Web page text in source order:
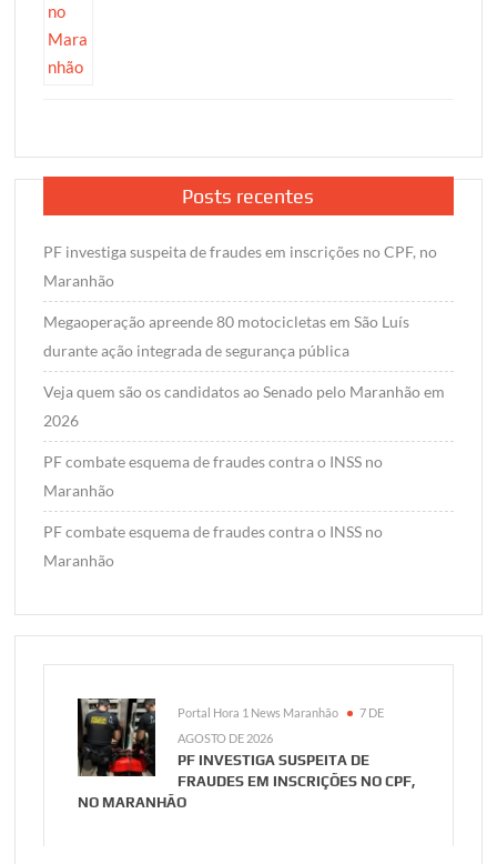
Posts recentes
PF investiga suspeita de fraudes em inscrições no CPF, no
Maranhão
Megaoperação apreende 80 motocicletas em São Luís
durante ação integrada de segurança pública
Veja quem são os candidatos ao Senado pelo Maranhão em
2026
PF combate esquema de fraudes contra o INSS no
Maranhão
PF combate esquema de fraudes contra o INSS no
Maranhão
Portal Hora 1 News Maranhão
7 DE
AGOSTO DE 2026
PF INVESTIGA SUSPEITA DE
FRAUDES EM INSCRIÇÕES NO CPF,
NO MARANHÃO